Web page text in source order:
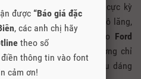
Wildtrak 2021
cũng cực kỳ
toàn bao gồm ghế, vô lăng,
thêm phần thể thao cho Ford
may bằng những đường chỉ
Cần số thiết kế kiểu dáng
được “Báo giá đặc
, các anh chị hãy
theo số
điền thông tin vào font
cảm ơn!